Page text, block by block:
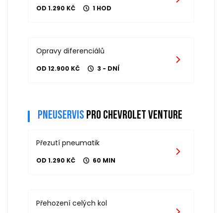
OD 1.290 KČ 1 HOD
Opravy diferenciálů
OD 12.900 KČ 3 - DNÍ
Pneuservis pro chevrolet venture
Přezutí pneumatik
OD 1.290 KČ 60 MIN
Přehození celých kol